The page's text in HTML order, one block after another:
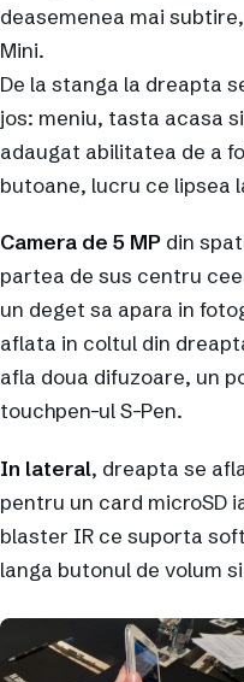
deasemenea mai
Mini.
De la stanga la dreapta
jos: meniu, tasta acasa
adaugat abilitatea de a
butoane, lucru ce lipsea
Camera de 5 MP din
partea de sus centru
un deget sa apara in
aflata in coltul din
afla doua difuzoare, un
touchpen-ul S-Pen.
In lateral, dreapta se
pentru un card microSD
blaster IR ce suporta
langa butonul de volum